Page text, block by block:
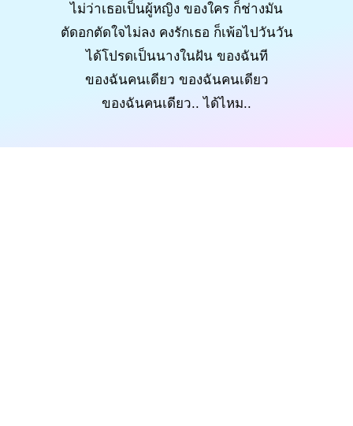
ไม่ว่าเธอเป็นผู้หญิง ของใคร ก็ช่างมัน
ตัดอกตัดใจไม่ลง คงรักเธอ ก็เพ้อไปวันวัน
ได้โปรดเป็นนางในฝัน ของฉันที
ของฉันคนเดียว ของฉันคนเดียว
ของฉันคนเดียว.. ได้ไหม..